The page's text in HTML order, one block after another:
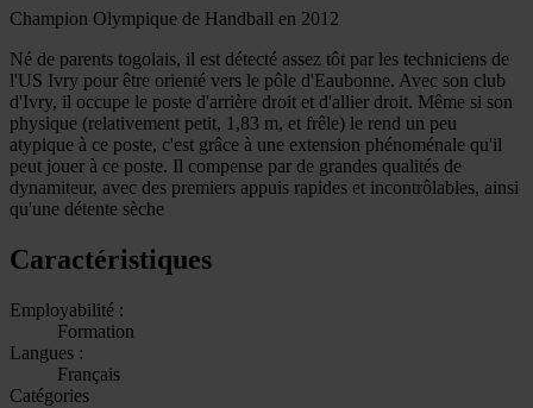
Champion Olympique de Handball en 2012
Né de parents togolais, il est détecté assez tôt par les techniciens de
l'US Ivry pour être orienté vers le pôle d'Eaubonne. Avec son club
d'Ivry, il occupe le poste d'arrière droit et d'allier droit. Même si son
physique (relativement petit, 1,83 m, et frêle) le rend un peu
atypique à ce poste, c'est grâce à une extension phénoménale qu'il
peut jouer à ce poste. Il compense par de grandes qualités de
dynamiteur, avec des premiers appuis rapides et incontrôlables, ainsi
qu'une détente sèche
Caractéristiques
Employabilité :
Formation
Langues :
Français
Catégories